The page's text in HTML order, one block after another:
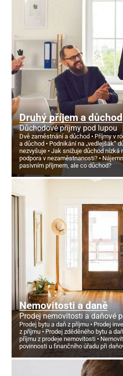
Druhý příjem a důchod
Důchodové příjmy pod lupou
Dvě zaměstnání a důchod
Příjmy v
a důchod
Podnikání na „vedlejšák“
nezvyšuje
Jak snižuje důchod nízká
podpora v nezaměstnanosti?
pasivním příjmem, ale co důchod?
Nemovitosti a daně
Prodej nemovitosti a daňové
Prodej bytu a daň z příjmu
Prodej
z příjmu
Prodej zděděného bytu a
příjmu z prodeje nemovitosti
povinnosti u finančního úřadu při